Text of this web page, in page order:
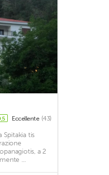
Eccellente (43)
Spitakia tis
a 2
...